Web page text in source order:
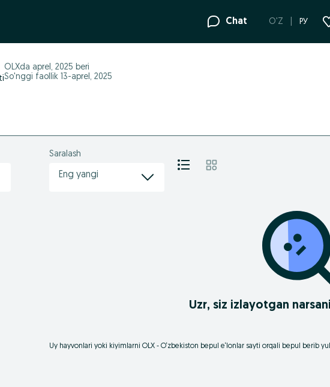
Chat O'Z РУ
OLXda aprel, 2025 beri
So'nggi faollik 13-aprel, 2025
Saralash
Eng yangi
Uzr, siz izlayotgan
Uy hayvonlari yoki kiyimlarni OLX - O‘zbekiston bepul e‘lonlar sayti orqali bepul berib